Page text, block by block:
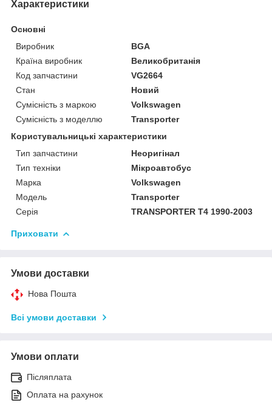
Характеристики
Основні
Виробник
BGA
Країна виробник
Великобританія
Код запчастини
VG2664
Стан
Новий
Сумісність з маркою
Volkswagen
Сумісність з моделлю
Transporter
Користувальницькі характеристики
Тип запчастини
Неоригінал
Тип техніки
Мікроавтобус
Марка
Volkswagen
Модель
Transporter
Серія
TRANSPORTER T4 1990-2003
Приховати
Умови доставки
Нова Пошта
Всі умови доставки
Умови оплати
Післяплата
Оплата на рахунок